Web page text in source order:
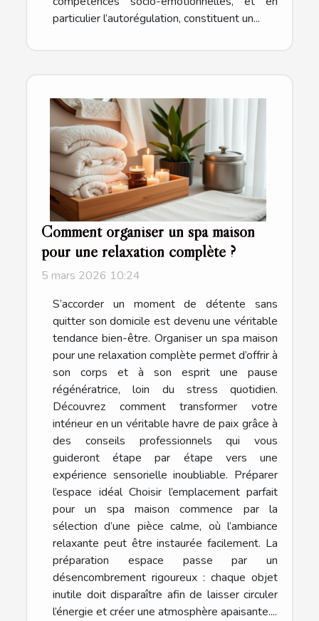
particulier l’autorégulation, constituent un...
Comment organiser un spa maison
pour une relaxation complète ?
5 mars 2026 10:24
S’accorder un moment de détente sans
quitter son domicile est devenu une véritable
tendance bien-être. Organiser un spa maison
pour une relaxation complète permet d’offrir à
son corps et à son esprit une pause
régénératrice, loin du stress quotidien.
Découvrez comment transformer votre
intérieur en un véritable havre de paix grâce à
des conseils professionnels qui vous
guideront étape par étape vers une
expérience sensorielle inoubliable. Préparer
l’espace idéal Choisir l’emplacement parfait
pour un spa maison commence par la
sélection d’une pièce calme, où l’ambiance
relaxante peut être instaurée facilement. La
préparation espace passe par un
désencombrement rigoureux : chaque objet
inutile doit disparaître afin de laisser circuler
l’énergie et créer une atmosphère apaisante....